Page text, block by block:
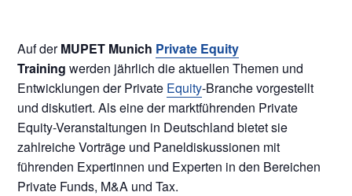
Tax
Auf derMUPET Munich Private Equity
Training werden jährlich die aktuellen Themen und
Entwicklungen der Private Equity-Branche vorgestellt
und diskutiert. Als eine der marktführenden Private
Equity-Veranstaltungen in Deutschland bietet sie
zahlreiche Vorträge und Paneldiskussionen mit
führenden Expertinnen und Experten in den Bereichen
Private Funds, M&A und Tax.